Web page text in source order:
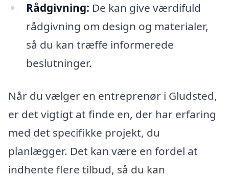
Rådgivning: De kan give værdifuld
rådgivning om design og materialer,
så du kan træffe informerede
beslutninger.
Når du vælger en entreprenør i Gludsted,
er det vigtigt at finde en, der har erfaring
med det specifikke projekt, du
planlægger. Det kan være en fordel at
indhente flere tilbud, så du kan